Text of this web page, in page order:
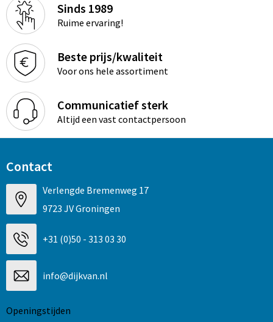
Sinds 1989
Ruime ervaring!
Beste prijs/kwaliteit
Voor ons hele assortiment
Communicatief sterk
Altijd een vast contactpersoon
Contact
Verlengde Bremenweg 17
9723 JV Groningen
+31 (0)50 - 313 03 30
info@dijkvan.nl
Openingstijden